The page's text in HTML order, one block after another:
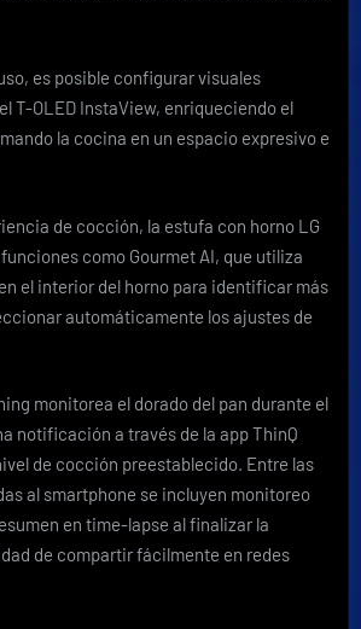
es posible configurar visuales
T-OLED InstaView, enriqueciendo el
la cocina en un espacio expresivo e
de cocción, la estufa con horno LG
como Gourmet AI, que utiliza
el interior del horno para identificar más
automáticamente los ajustes de
monitorea el dorado del pan durante el
notificación a través de la app ThinQ
de cocción preestablecido. Entre las
al smartphone se incluyen monitoreo
en time-lapse al finalizar la
de compartir fácilmente en redes